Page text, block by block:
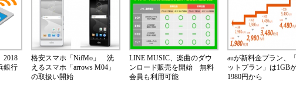
2018
銀行
格安スマホ「NifMo」 洗
えるスマホ「arrows M04」
の取扱い開始
LINE MUSIC、楽曲のダウ
ンロード販売を開始 無料
会員も利用可能
auが新料金プラン、
ットプラン」は1GB
1980円から